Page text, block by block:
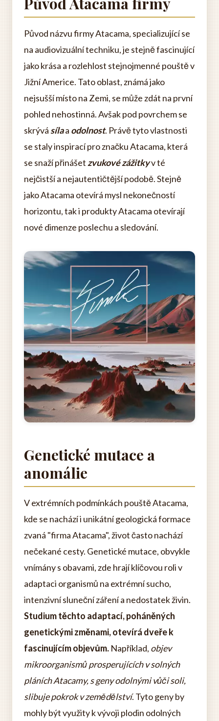
Původ názvu firmy Atacama, specializující se
na audiovizuální techniku, je stejně fascinující
jako krása a rozlehlost stejnojmenné pouště v
Jižní Americe. Tato oblast, známá jako
nejsušší místo na Zemi, se může zdát na první
pohled nehostinná. Avšak pod povrchem se
skrývá sílaa odolnost. Právě tyto vlastnosti
se staly inspirací pro značku Atacama, která
se snaží přinášet zvukové zážitkyv té
nejčistší a nejautentičtější podobě. Stejně
jako Atacama otevírá mysl nekonečností
horizontu, tak i produkty Atacama otevírají
nové dimenze poslechu a sledování.
Genetické mutace a
anomálie
V extrémních podmínkách pouště Atacama,
kde se nachází i unikátní geologická formace
zvaná "firma Atacama", život často nachází
nečekané cesty. Genetické mutace, obvykle
vnímány s obavami, zde hrají klíčovou roli v
adaptaci organismů na extrémní sucho,
intenzivní sluneční záření a nedostatek živin.
Studium těchto adaptací, poháněných
genetickými změnami, otevírá dveře k
fascinujícím objevům. Například, objev
mikroorganismů prosperujících v solných
pláních Atacamy, s geny odolnými vůči soli,
slibuje pokrok v zemědělství. Tyto geny by
mohly být využity k vývoji plodin odolných